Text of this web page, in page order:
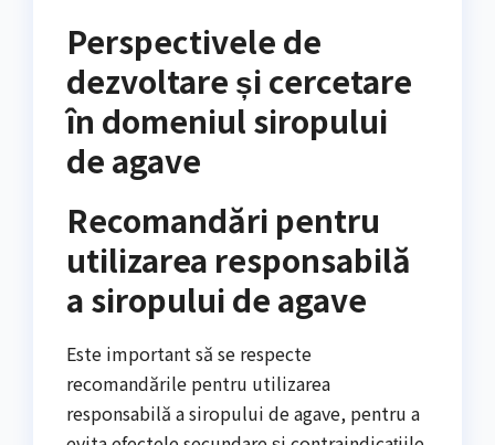
Perspectivele de
dezvoltare și cercetare
în domeniul siropului
de agave
Recomandări pentru
utilizarea responsabilă
a siropului de agave
Este important să se respecte
recomandările pentru utilizarea
responsabilă a siropului de agave, pentru a